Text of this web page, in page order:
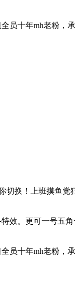
员十年mh老粉
切换！上班摸鱼
效。更可一号五
员十年mh老粉